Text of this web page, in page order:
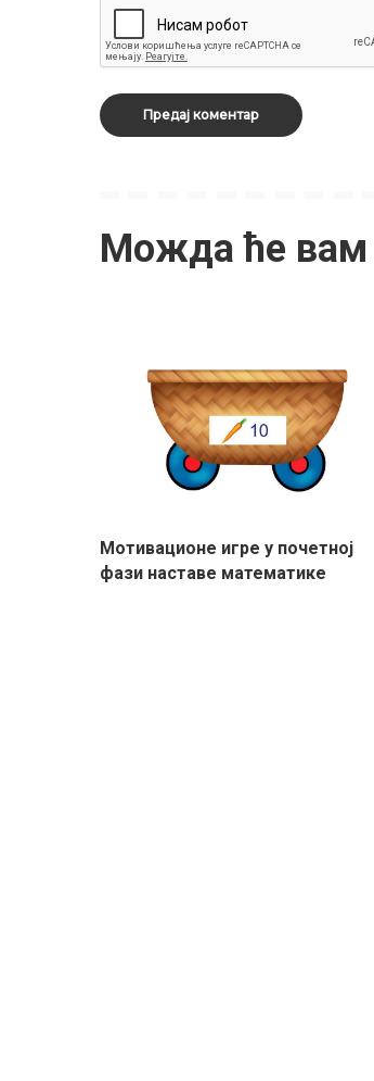
Можда ће вам
Moтивационе игре у почетној
фази наставе математике